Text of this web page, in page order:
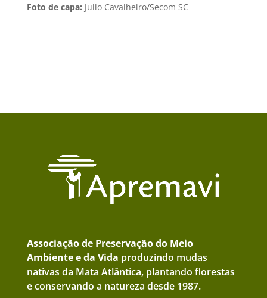
Foto de capa: Julio Cavalheiro/Secom SC
Associação de Preservação do Meio
Ambiente e da Vida produzindo mudas
nativas da Mata Atlântica, plantando florestas
e conservando a natureza desde 1987.